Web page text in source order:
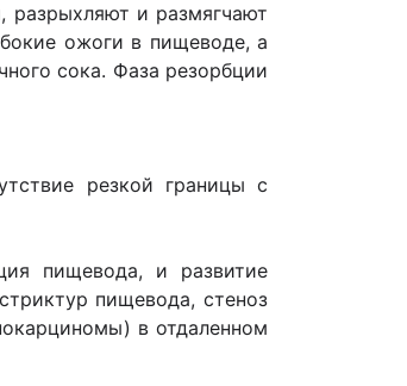
и размягчают
ожоги в пищеводе, а
сока. Фаза резорбции
резкой границы с
пищевода, и развитие
пищевода, стеноз
в отдаленном